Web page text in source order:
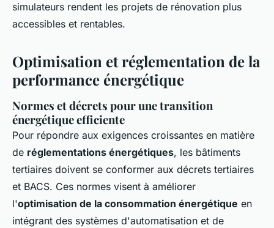
simulateurs rendent les projets de rénovation plus
accessibles et rentables.
Optimisation et réglementation de la
performance énergétique
Normes et décrets pour une transition
énergétique efficiente
Pour répondre aux exigences croissantes en matière
de réglementations énergétiques, les bâtiments
tertiaires doivent se conformer aux décrets tertiaires
et BACS. Ces normes visent à améliorer
l'optimisation de la consommation énergétique en
intégrant des systèmes d'automatisation et de